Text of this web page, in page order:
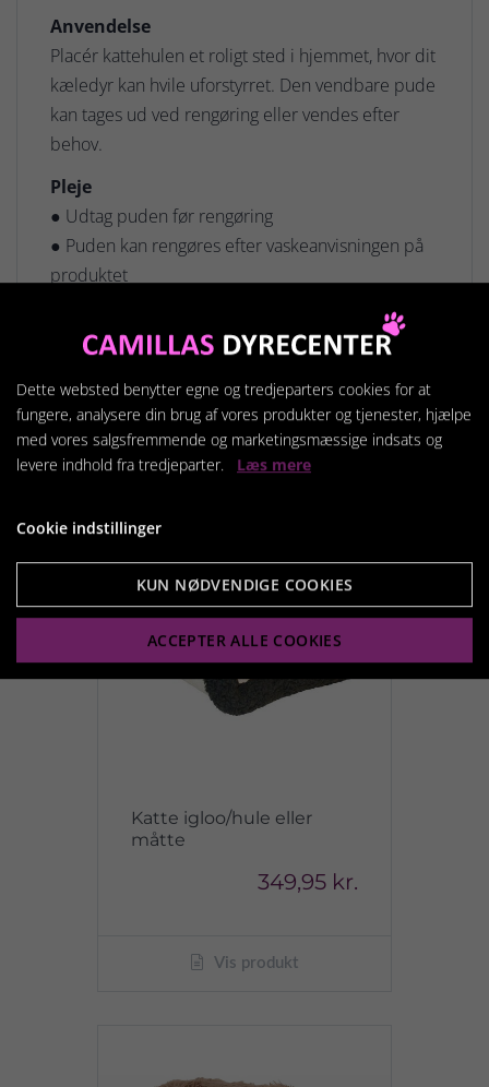
Anvendelse
Placér kattehulen et roligt sted i hjemmet, hvor dit
kæledyr kan hvile uforstyrret. Den vendbare pude
kan tages ud ved rengøring eller vendes efter
behov.
Pleje
● Udtag puden før rengøring
● Puden kan rengøres efter vaskeanvisningen på
produktet
Relaterede produkter
Katte igloo/hule eller
måtte
349,95 kr.
Vis produkt
Dette websted benytter egne og tredjeparters cookies for at
fungere, analysere din brug af vores produkter og tjenester, hjælpe
med vores salgsfremmende og marketingsmæssige indsats og
levere indhold fra tredjeparter. Læs mere
Cookie indstillinger
KUN NØDVENDIGE COOKIES
ACCEPTER ALLE COOKIES